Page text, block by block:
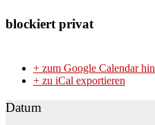
blockiert privat
+ zum Google Calendar
+ zu iCal exportieren
Datum